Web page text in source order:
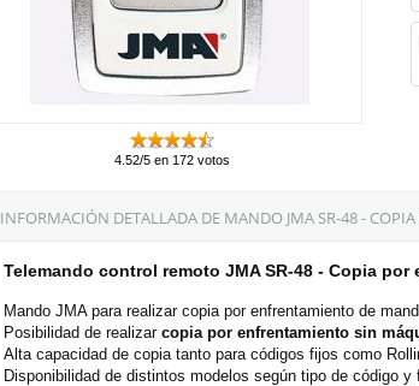
4.52/5 en 172 votos
INFORMACIÓN DETALLADA DE MANDO JMA SR-48 -
Telemando control remoto JMA SR-48 - Copia
Mando JMA para realizar copia por enfrentamiento de
Posibilidad de realizar copia por enfrentamiento sin
Alta capacidad de copia tanto para códigos fijos como
Disponibilidad de distintos modelos según tipo de código y